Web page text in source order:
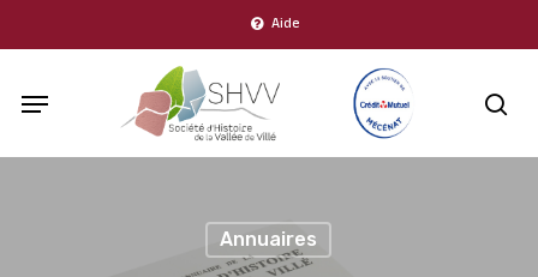
to
main
Aide
Menu
Annuaires